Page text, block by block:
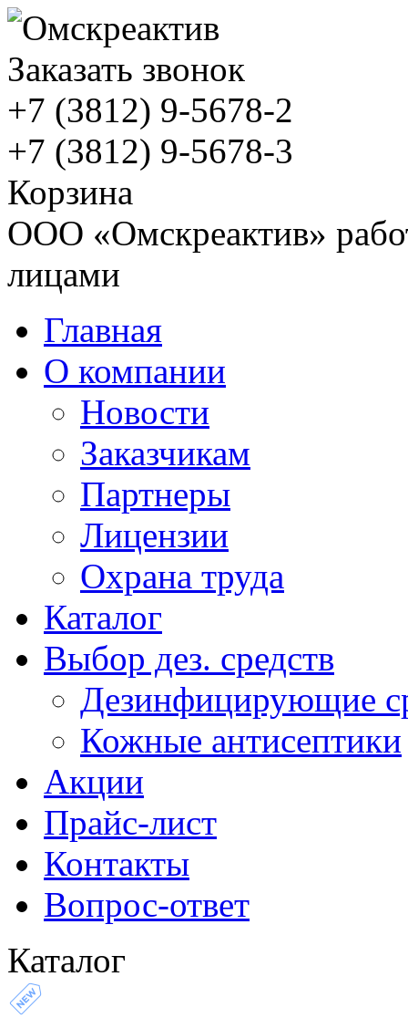
Заказать звонок
+7 (3812) 9-5678-2
+7 (3812) 9-5678-3
Корзина
ООО «Омскреактив»
лицами
Главная
О компании
Новости
Заказчикам
Партнеры
Лицензии
Охрана труда
Каталог
Выбор дез. средств
Дезинфицирующие
Кожные антисептики
Акции
Прайс-лист
Контакты
Вопрос-ответ
Каталог